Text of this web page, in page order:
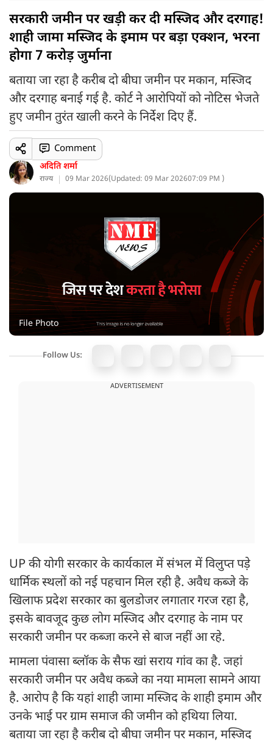
सरकारी जमीन पर खड़ी कर दी मस्जिद और दरगाह!
शाही जामा मस्जिद के इमाम पर बड़ा एक्शन, भरना
होगा 7 करोड़ जुर्माना
बताया जा रहा है करीब दो बीघा जमीन पर मकान, मस्जिद
और दरगाह बनाई गई है. कोर्ट ने आरोपियों को नोटिस भेजते
हुए जमीन तुरंत खाली करने के निर्देश दिए हैं.
अदिति शर्मा
राज्य 09 Mar 2026(Updated: 09 Mar 202607:09 PM )
Comment
File Photo
Follow Us:
ADVERTISEMENT
UP की योगी सरकार के कार्यकाल में संभल में विलुप्त पड़े
धार्मिक स्थलों को नई पहचान मिल रही है. अवैध कब्जे के
खिलाफ प्रदेश सरकार का बुलडोजर लगातार गरज रहा है,
इसके बावजूद कुछ लोग मस्जिद और दरगाह के नाम पर
सरकारी जमीन पर कब्जा करने से बाज नहीं आ रहे.
मामला पंवासा ब्लॉक के सैफ खां सराय गांव का है. जहां
सरकारी जमीन पर अवैध कब्जे का नया मामला सामने आया
है. आरोप है कि यहां शाही जामा मस्जिद के शाही इमाम और
उनके भाई पर ग्राम समाज की जमीन को हथिया लिया.
बताया जा रहा है करीब दो बीघा जमीन पर मकान, मस्जिद